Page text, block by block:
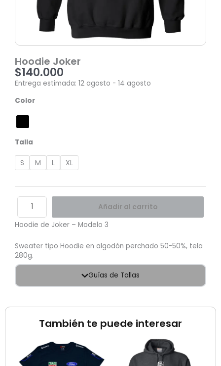
Hoodie Joker
$140.000
Entrega estimada: 12 agosto - 14 agosto
Color
Talla
S M L XL
Hoodie
cantidad
Añadir al carrito
Hoodie de Joker – Modelo 3
Sweater tipo Hoodie en algodón perchado 50-50%, tela
280g.
Guías de Tallas
También te puede interesar